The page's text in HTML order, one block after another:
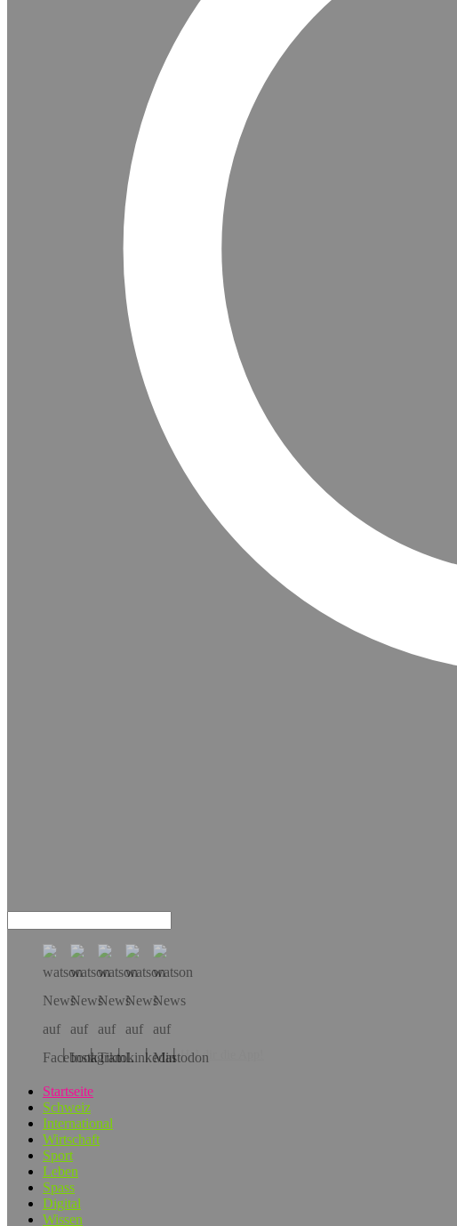
Hol dir die App!
Startseite
Schweiz
International
Wirtschaft
Sport
Leben
Spass
Digital
Wissen